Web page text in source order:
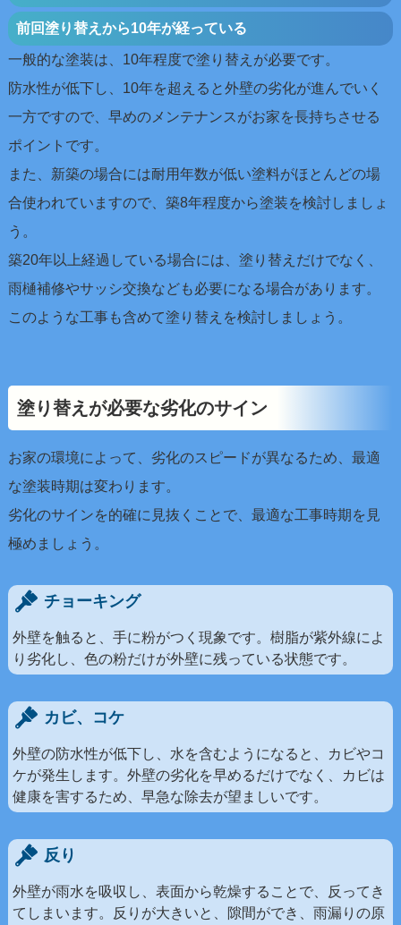
前回塗り替えから10年が経っている
一般的な塗装は、10年程度で塗り替えが必要です。
防水性が低下し、10年を超えると外壁の劣化が進んでいく
一方ですので、早めのメンテナンスがお家を長持ちさせる
ポイントです。
また、新築の場合には耐用年数が低い塗料がほとんどの場
合使われていますので、築8年程度から塗装を検討しましょ
う。
築20年以上経過している場合には、塗り替えだけでなく、
雨樋補修やサッシ交換なども必要になる場合があります。
このような工事も含めて塗り替えを検討しましょう。
塗り替え が必要な劣化のサイン
お家の環境によって、劣化のスピードが異なるため、最適
な塗装時期は変わります。
劣化のサインを的確に見抜くことで、最適な工事時期を見
極めましょう。
チョーキング
外壁を触ると、手に粉がつく現象です。樹脂が紫外線によ
り劣化し、色の粉だけが外壁に残っている状態です。
カビ、コケ
外壁の防水性が低下し、水を含むようになると、カビやコ
ケが発生します。外壁の劣化を早めるだけでなく、カビは
健康を害するため、早急な除去が望ましいです。
反り
外壁が雨水を吸収し、表面から乾燥することで、反ってき
てしまいます。反りが大きいと、隙間ができ、雨漏りの原